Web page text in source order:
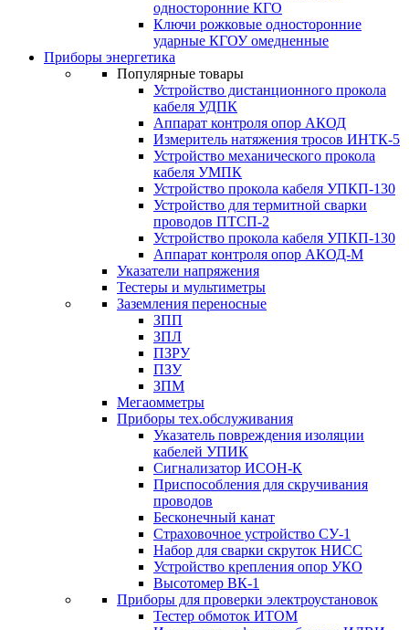
односторонние КГО
Ключи рожковые односторонние
ударные КГОУ омедненные
Приборы энергетика
Популярные товары
Устройство дистанционного прокола
кабеля УДПК
Аппарат контроля опор АКОД
Измеритель натяжения тросов ИНТК-5
Устройство механического прокола
кабеля УМПК
Устройство прокола кабеля УПКП-130
Устройство для термитной сварки
проводов ПТСП-2
Устройство прокола кабеля УПКП-130
Аппарат контроля опор АКОД-М
Указатели напряжения
Тестеры и мультиметры
Заземления переносные
ЗПП
ЗПЛ
ПЗРУ
ПЗУ
ЗПМ
Мегаомметры
Приборы тех.обслуживания
Указатель повреждения изоляции
кабелей УПИК
Сигнализатор ИСОН-К
Приспособления для скручивания
проводов
Бесконечный канат
Страховочное устройство СУ-1
Набор для сварки скруток НИСС
Устройство крепления опор УКО
Высотомер ВК-1
Приборы для проверки электроустановок
Тестер обмоток ИТОМ